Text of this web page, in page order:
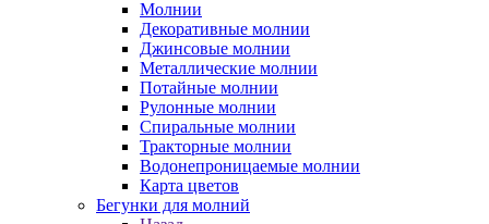
Молнии
Декоративные молнии
Джинсовые молнии
Металлические молнии
Потайные молнии
Рулонные молнии
Спиральные молнии
Тракторные молнии
Водонепроницаемые молнии
Карта цветов
Бегунки для молний